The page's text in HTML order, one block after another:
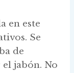
en este
Se
de
el jabón. No